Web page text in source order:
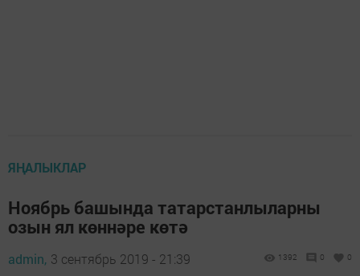
ЯҢАЛЫКЛАР
Ноябрь башында татарстанлыларны
озын ял көннәре көтә
admin, 3 сентябрь 2019 - 21:39 1392 0 0